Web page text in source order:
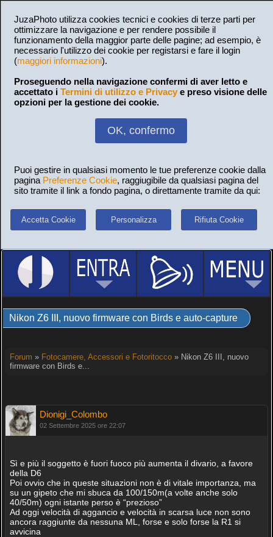
JuzaPhoto utilizza cookies tecnici e cookies di terze parti per
ottimizzare la navigazione e per rendere possibile il
funzionamento della maggior parte delle pagine; ad esempio, è
necessario l'utilizzo dei cookie per registarsi e fare il login
(maggiori informazioni).
Proseguendo nella navigazione confermi di aver letto e
accettato i Termini di utilizzo e Privacy e preso visione delle
opzioni per la gestione dei cookie.
OK, confermo
Puoi gestire in qualsiasi momento le tue preferenze cookie dalla
pagina Preferenze Cookie, raggiugibile da qualsiasi pagina del
sito tramite il link a fondo pagina, o direttamente tramite da qui:
Accetta Cookie Personalizza Rifiuta Cookie
Nikon Z6 III, nuovo firmware con Birds e auto-capture
Forum » Fotocamere, Accessori e Fotoritocco» Nikon Z6 III, nuovo
firmware con Birds e...
Dionigi_Colombo
02 Settembre 2025 ore 22:07
Sì e più il soggetto è fuori fuoco più aumenta il divario, a favore
della D6
Poi ovvio che in queste situazioni non è di vitale importanza, ma
su un gipeto che mi sbuca da 100/150m(a volte anche solo
40/50m) ogni istante perso è “prezioso”
Ad oggi velocità di aggancio e velocità in scarsa luce non sono
ancora raggiunte da nessuna ML, forse e solo forse la R1 si
avvicina